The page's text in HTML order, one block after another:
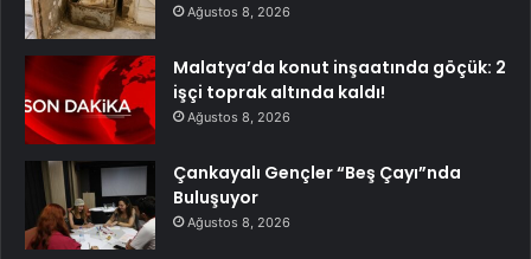
Ağustos 8, 2026
Malatya’da konut inşaatında göçük: 2
işçi toprak altında kaldı!
Ağustos 8, 2026
Çankayalı Gençler “Beş Çayı”nda
Buluşuyor
Ağustos 8, 2026